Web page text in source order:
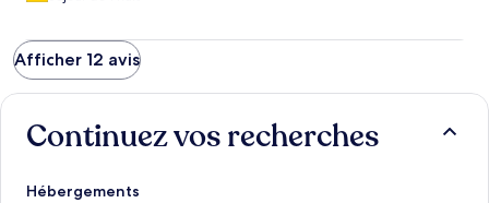
Afficher 12 avis
Continuez vos recherches
Hébergements